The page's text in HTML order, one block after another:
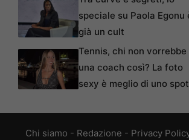
speciale su Paola Egonu
già un cult
Tennis, chi non vorrebbe
una coach così? La foto
sexy è meglio di uno spot
Chi siamo - Redazione - Privacy